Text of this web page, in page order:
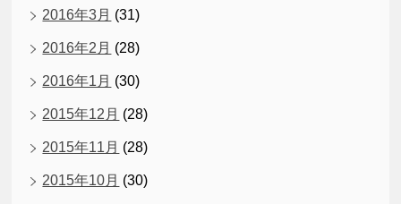
2016年3月 (31)
2016年2月 (28)
2016年1月 (30)
2015年12月 (28)
2015年11月 (28)
2015年10月 (30)